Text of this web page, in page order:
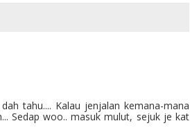
tahu.... Kalau jenjalan kemana-mana
Sedap woo.. masuk mulut, sejuk je kat